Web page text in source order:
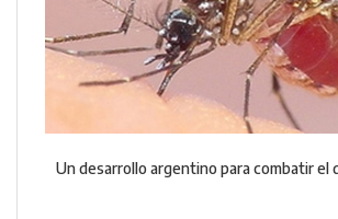
Un desarrollo argentino para combatir el